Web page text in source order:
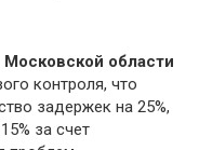
области
контроля, что
задержек на 25%,
за счет